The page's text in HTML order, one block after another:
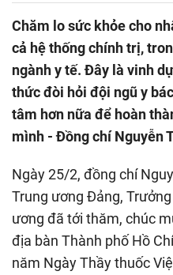
Chăm lo sức khỏe cho
cả hệ thống chính trị,
ngành y tế. Đây là vinh
thức đòi hỏi đội ngũ y
tâm hơn nữa để hoàn
mình - Đồng chí Nguyễn
Ngày 25/2, đồng chí
Trung ương Đảng,
ương đã tới thăm, chúc
địa bàn Thành phố Hồ
năm Ngày Thầy thuốc